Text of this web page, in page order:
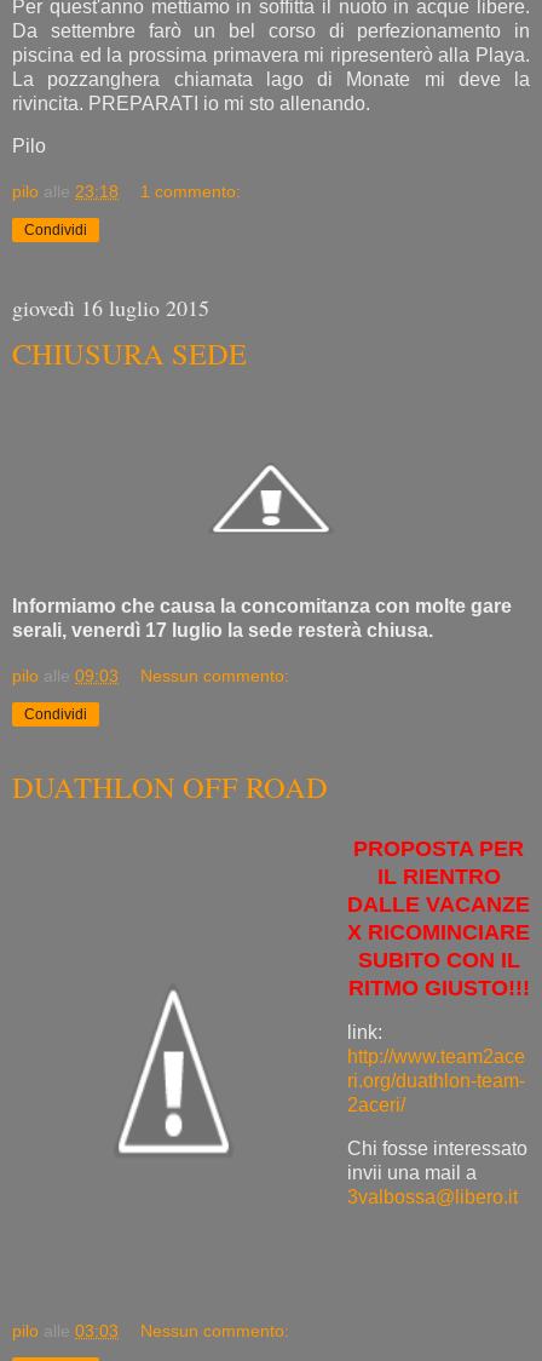
Per quest'anno mettiamo in soffitta il nuoto in acque libere.
Da settembre farò un bel corso di perfezionamento in
piscina ed la prossima primavera mi ripresenterò alla Playa.
La pozzanghera chiamata lago di Monate mi deve la
rivincita. PREPARATI io mi sto allenando.
Pilo
pilo alle 23:18 1 commento:
Condividi
giovedì 16 luglio 2015
CHIUSURA SEDE
Informiamo che causa la concomitanza con molte gare
serali, venerdì 17 luglio la sede resterà chiusa.
pilo alle 09:03 Nessun commento:
Condividi
DUATHLON OFF ROAD
PROPOSTA PER
IL RIENTRO
DALLE VACANZE
X RICOMINCIARE
SUBITO CON IL
RITMO GIUSTO!!!
link:
http://www.team2ace
ri.org/duathlon-team-
2aceri/
Chi fosse interessato
invii una mail a
3valbossa@libero.it
pilo alle 03:03 Nessun commento: